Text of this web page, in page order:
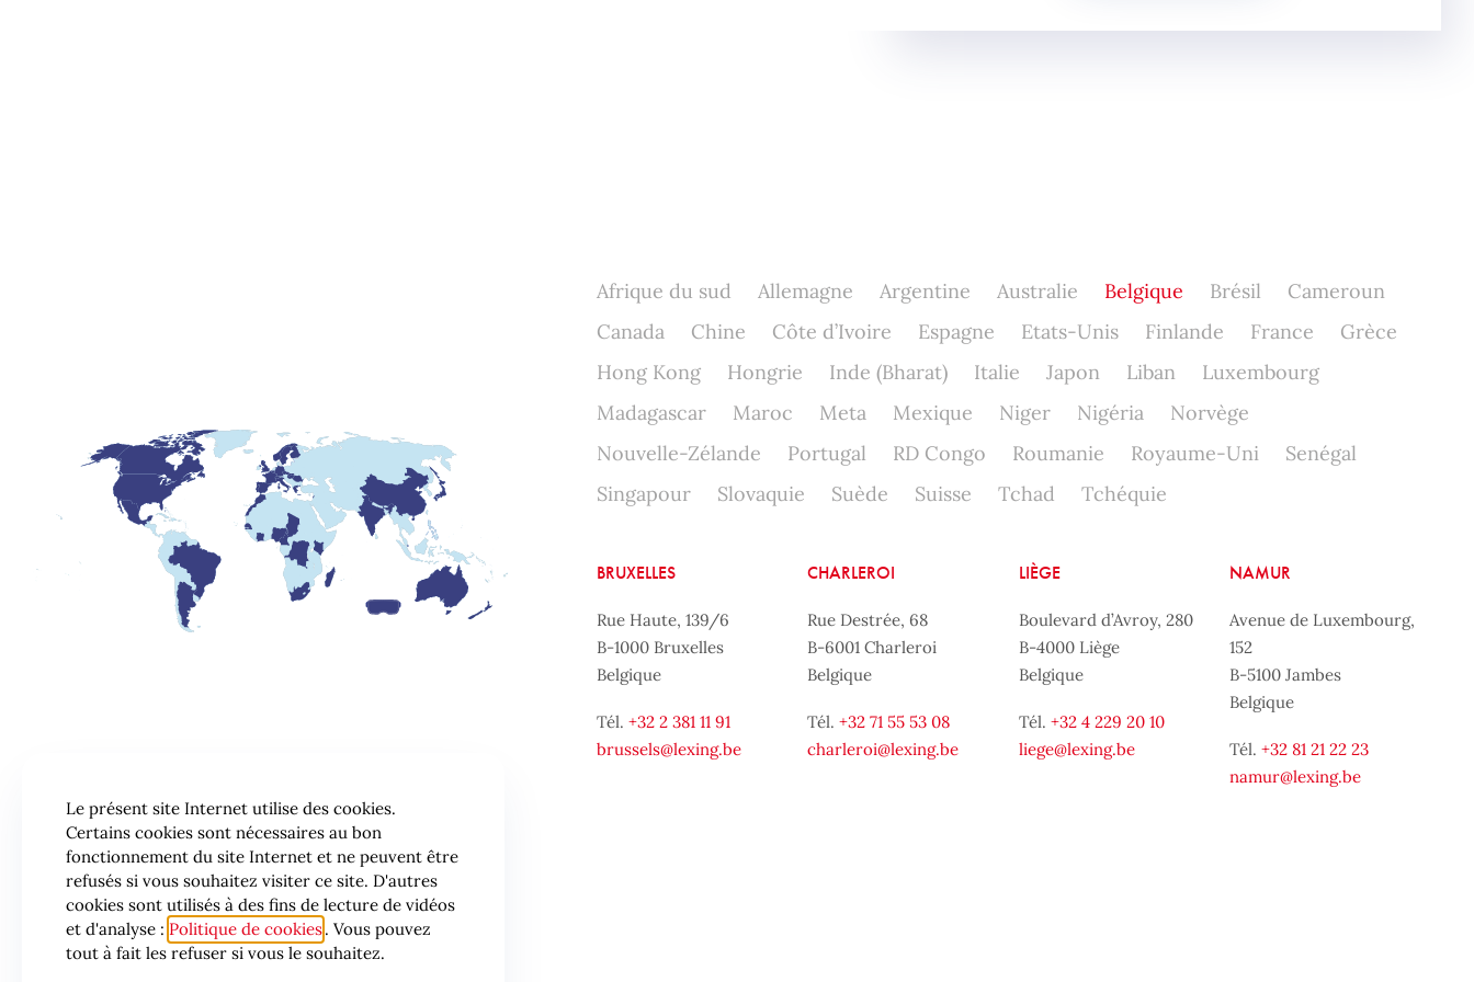
Afrique du sud Allemagne Argentine Australie Belgique Brésil
Cameroun
Canada
Chine Côte d’Ivoire Espagne Etats-Unis Finlande France
Grèce
Hong Kong
Hongrie Inde (Bharat) Italie Japon Liban
Luxembourg
Madagascar
Maroc Meta Mexique Niger Nigéria
Norvège
Nouvelle-Zélande
Portugal RD Congo Roumanie Royaume-Uni
Senégal
Singapour
Slovaquie Suède Suisse Tchad Tchéquie
BRUXELLES
Rue Haute, 139/6
B-1000 Bruxelles
Belgique
Tél. +32 2 381 11 91
brussels@lexing.be
CHARLEROI
Rue Destrée, 68
B-6001 Charleroi
Belgique
Tél.+32 71 55 53 08
charleroi@lexing.be
LIÈGE
Boulevard d’Avroy, 280
B-4000 Liège
Belgique
Tél. +32 4 229 20 10
liege@lexing.be
NAMUR
Avenue de Luxembourg,
152
B-5100 Jambes
Belgique
Tél.+32 81 21 22 23
namur@lexing.be
Le présent site Internet utilise des cookies.
Certains cookies sont nécessaires au bon
fonctionnement du site Internet et ne peuvent être
refusés si vous souhaitez visiter ce site. D'autres
cookies sont utilisés à des fins de lecture de vidéos
et d'analyse : Politique de cookies. Vous pouvez
tout à fait les refuser si vous le souhaitez.